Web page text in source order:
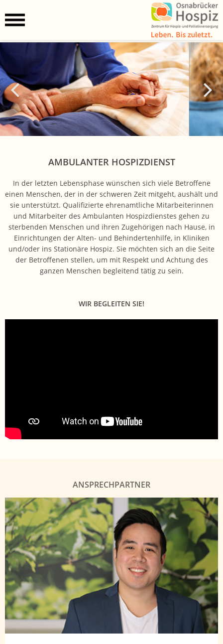
AMBULANTER HOSPIZDIENST
In der letzten Lebensphase wünschen sich viele Betroffene
einen Menschen, der in der schweren Zeit mitgeht, aushält und
sie unterstützt. Qualifizierte ehrenamtliche Mitarbeiterinnen
und Mitarbeiter des Ambulanten Hospizdienstes gehen zu
sterbenden Menschen und ihren Zugehörigen nach Hause, in
Einrichtungen der Alten- und Behindertenhilfe, in Kliniken
und/oder ins Stationäre Hospiz. Sie möchten sich an die Seite
der Betroffenen stellen, um mit Respekt und Achtung des
ganzen Menschen begleitend tätig zu sein.
WIR BEGLEITEN SIE!
ANSPRECHPARTNER